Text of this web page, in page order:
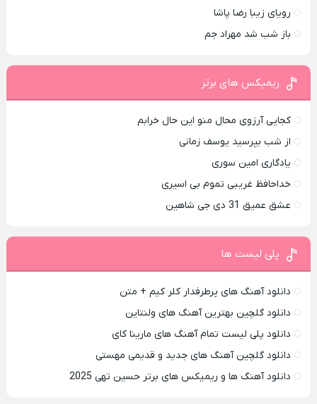
رویای زیبا رضا پاشا
باز شب شد مهراد جم
ریمیکس های برتر
کجایی آرزوی محال منو این حال خرابم
از شب بپرسید یوسف زمانی
یادگاری امین سوری
خداحافظ غریبی تموم بی اسیری
عشق عمیق 31 دی جی شاهین
پلی لیست ها
دانلود آهنگ های پرطرفدار کلر کیم + متن
دانلود گلچین بهترین آهنگ های ولنتاین
دانلود پلی لیست تمام آهنگ های مارینا کای
دانلود گلچین آهنگ های جدید و قدیمی مهستی
دانلود آهنگ ها و ریمیکس های برتر حسین تهی 2025